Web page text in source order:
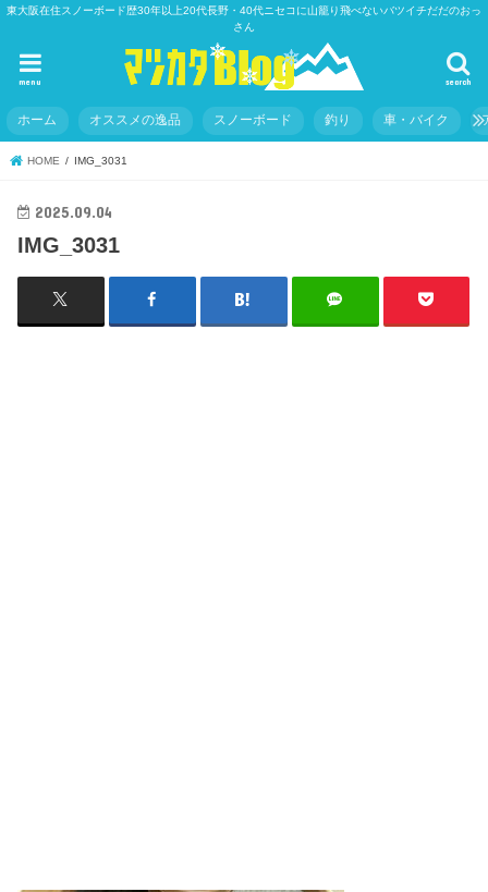
東大阪在住スノーボード歴30年以上20代長野・40代ニセコに山籠り飛べないバツイチだだのおっ
さん
search
menu
ホーム オススメの逸品 スノーボード 釣り 車・バイク
HOME IMG_3031
2025.09.04
IMG_3031